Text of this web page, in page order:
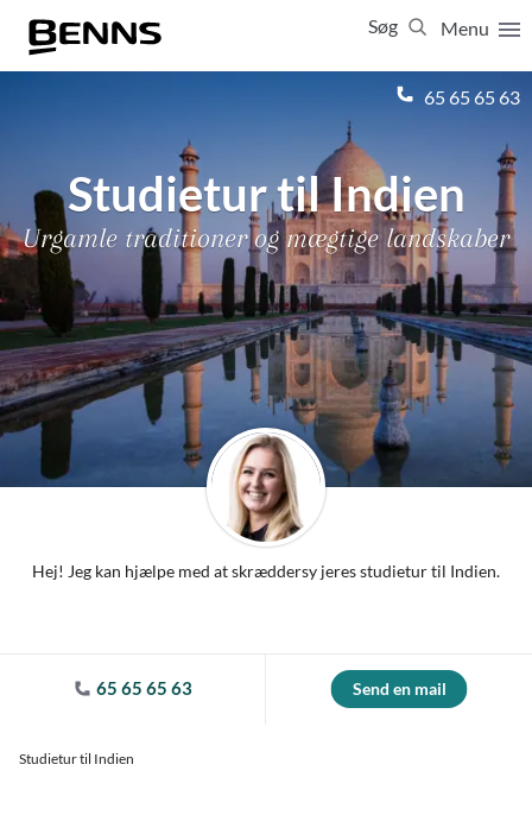
Menu
Søg
65 65 65 63
Studietur til Indien
Urgamle traditioner og mægtige landskaber
Hej! Jeg kan hjælpe med at skræddersy jeres studietur til Indien.
65 65 65 63 Send en mail
Studietur til Indien
Luk
Vis resultater for: Alle
Ferierejser
Firma- og temarejser
Studierejser